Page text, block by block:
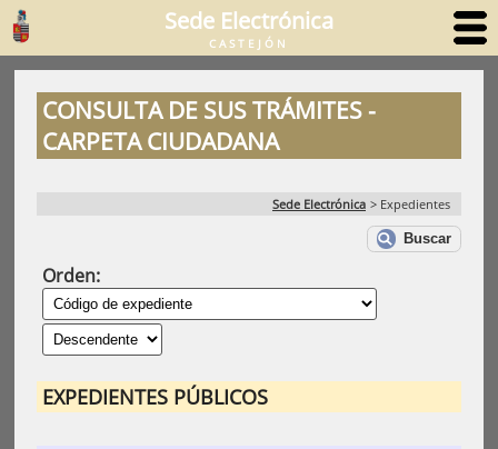
Sede Electrónica
CASTEJÓN
CONSULTA DE SUS TRÁMITES -
CARPETA CIUDADANA
Sede Electrónica > Expedientes
Buscar
Orden:
EXPEDIENTES PÚBLICOS